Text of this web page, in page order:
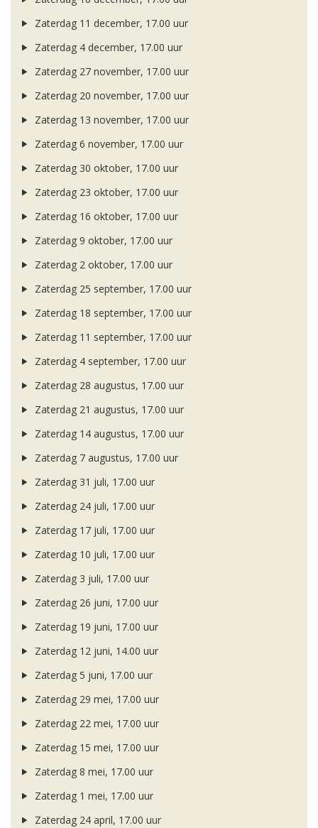
Zaterdag 11 december, 17.00 uur
Zaterdag 4 december, 17.00 uur
Zaterdag 27 november, 17.00 uur
Zaterdag 20 november, 17.00 uur
Zaterdag 13 november, 17.00 uur
Zaterdag 6 november, 17.00 uur
Zaterdag 30 oktober, 17.00 uur
Zaterdag 23 oktober, 17.00 uur
Zaterdag 16 oktober, 17.00 uur
Zaterdag 9 oktober, 17.00 uur
Zaterdag 2 oktober, 17.00 uur
Zaterdag 25 september, 17.00 uur
Zaterdag 18 september, 17.00 uur
Zaterdag 11 september, 17.00 uur
Zaterdag 4 september, 17.00 uur
Zaterdag 28 augustus, 17.00 uur
Zaterdag 21 augustus, 17.00 uur
Zaterdag 14 augustus, 17.00 uur
Zaterdag 7 augustus, 17.00 uur
Zaterdag 31 juli, 17.00 uur
Zaterdag 24 juli, 17.00 uur
Zaterdag 17 juli, 17.00 uur
Zaterdag 10 juli, 17.00 uur
Zaterdag 3 juli, 17.00 uur
Zaterdag 26 juni, 17.00 uur
Zaterdag 19 juni, 17.00 uur
Zaterdag 12 juni, 14.00 uur
Zaterdag 5 juni, 17.00 uur
Zaterdag 29 mei, 17.00 uur
Zaterdag 22 mei, 17.00 uur
Zaterdag 15 mei, 17.00 uur
Zaterdag 8 mei, 17.00 uur
Zaterdag 1 mei, 17.00 uur
Zaterdag 24 april, 17.00 uur